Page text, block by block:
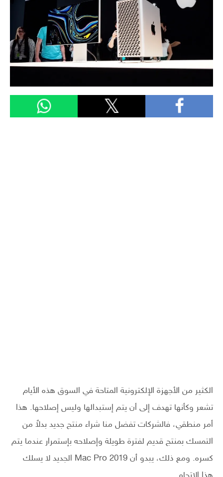
الكثير من الأجهزة الإلكترونية المتاحة في السوق هذه الأيام
تشعر وكأنها تهدف إلى أن يتم إستبدالها وليس إصلاحها. هذا
أمر منطقي، فالشركات تفضل منا شراء منتج جديد بدلاً من
التمسك بمنتج قديم لفترة طويلة وإصلاحه بإستمرار عندما يتم
كسره. ومع ذلك، يبدو أن Mac Pro 2019 الجديد لا يسلك